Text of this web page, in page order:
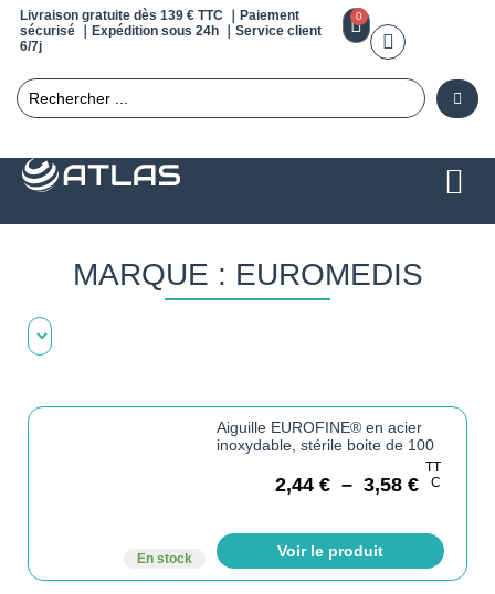
Livraison gratuite dès 139 € TTC ｜Paiement
sécurisé ｜Expédition sous 24h ｜Service client
6/7j
0
MARQUE : EUROMEDIS
En stock
Aiguille EUROFINE® en acier
inoxydable, stérile boite de 100
2,44 € – 3,58 €
TT
C
Voir le produit